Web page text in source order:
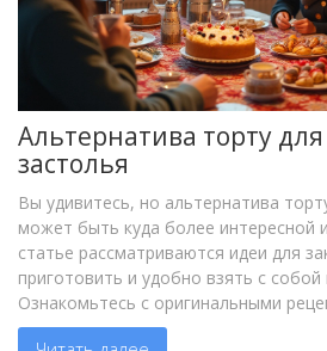
Альтернатива торту
застолья
Вы удивитесь, но альтернатива
может быть куда более интересной
статье рассматриваются идеи для
приготовить и удобно взять с собой
Ознакомьтесь с оригинальными
сделают ваш офисный праздник еще